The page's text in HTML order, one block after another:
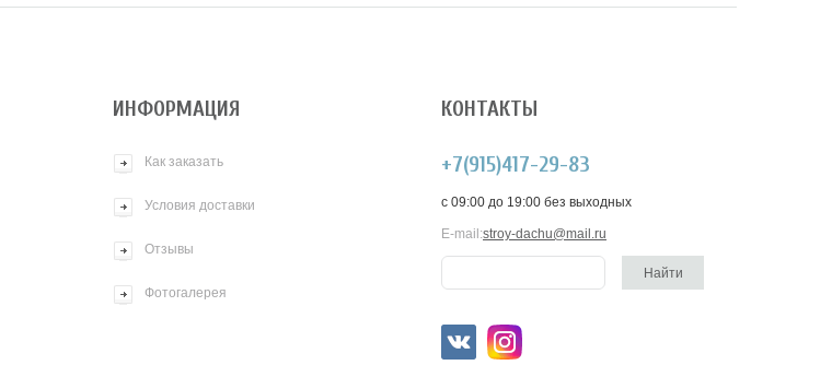
ИНФОРМАЦИЯ
Как заказать
Условия доставки
Отзывы
Фотогалерея
КОНТАКТЫ
+7(915)417-29-83
c 09:00 до 19:00 без выходных
E-mail:stroy-dachu@mail.ru